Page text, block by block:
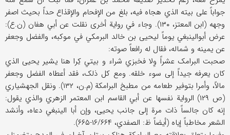
جواباً علی بیته الذي هجاه فیه، بلغ من الإفحام والإقذاع حداً بحیث اصفر
وجهه (ابن المعتز، ۱۳۰). وجاء في روایة أخری نقلت عن أبي هفان (ن.ع):
عرض أبوالینبغي یوماً لیحیی بن خالد البرمکي في موکبه، والفضل وجعفر
عن یمینه و شماله، فقال له رافعاً صوته:
صحبت البرامک عشراً وِلا فخبزي شراء و بیتي کِرا هنا یشیر یحیی الذي
کان یعرفه جیداً إلی سوء خلقه. ومع کل ذلک، فقد أعطاه الفضل وجعفر
مالاً، وأمرا بتوفیر طعامه من مطبخ البرامکة (م.ن، ۱۳۲). ونقل الجهشیاري
(ص ۱۲۹) الروایة نفسها عن أبي القاسم ابن المعتمر الزهري والذي یقول:
إنه کان جالساً ذات مرة إلی جانب یحیی، وإن أبا الینبغي دعاه، وأنشد
الشعر مخاطباً إیاه (أیضاً ظ: الصفدي، ۱۶/۶۶۴-۶۶۵).